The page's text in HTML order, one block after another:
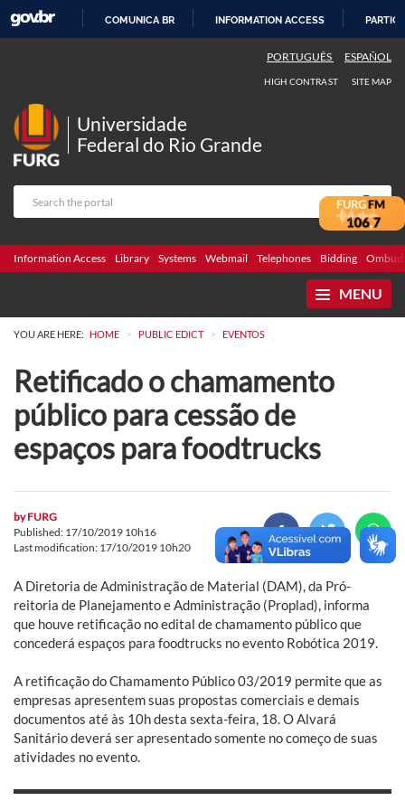
COMUNICA BR INFORMATION ACCESS
PORTUGUÊS ESPAÑOL
HIGH CONTRAST SITE MAP
Universidade
Federal do Rio Grande
Information Access Library Systems Webmail Telephones Bidding
MENU
YOU ARE HERE: HOME > PUBLIC EDICT > EVENTOS
Retificado o chamamento
público para cessão de
espaços para foodtrucks
byFURG
Published: 17/10/2019 10h16
Last modification: 17/10/2019 10h20
A Diretoria de Administração de Material (DAM), da Pró-
reitoria de Planejamento e Administração (Proplad), informa
que houve retificação no edital de chamamento público que
concederá espaços para foodtrucks no evento Robótica 2019.
A retificação do Chamamento Público 03/2019 permite que as
empresas apresentem suas propostas comerciais e demais
documentos até às 10h desta sexta-feira, 18. O Alvará
Sanitário deverá ser apresentado somente no começo de suas
atividades no evento.